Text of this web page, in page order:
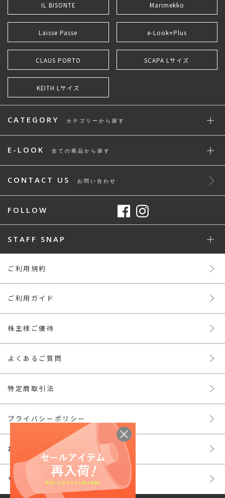
IL BISONTE Marimekko
Laisse Passe e-Look+Plus
CLAUS PORTO SCAPA Lサイズ
KEITH Lサイズ
CATEGORY カテゴリーから探す
E-LOOK 全ての商品から探す
CONTACT US お問い合わせ
FOLLOW
STAFF SNAP
ご利用規約
ご利用ガイド
株主様ご優待
よくあるご質問
特定商取引法
プライバシーポリシー
お問い合わせ
サイトマップ